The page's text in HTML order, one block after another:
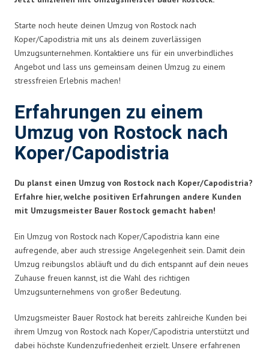
Starte noch heute deinen Umzug von Rostock nach
Koper/Capodistria mit uns als deinem zuverlässigen
Umzugsunternehmen. Kontaktiere uns für ein unverbindliches
Angebot und lass uns gemeinsam deinen Umzug zu einem
stressfreien Erlebnis machen!
Erfahrungen zu einem
Umzug von Rostock nach
Koper/Capodistria
Du planst einen Umzug von Rostock nach Koper/Capodistria?
Erfahre hier, welche positiven Erfahrungen andere Kunden
mit Umzugsmeister Bauer Rostock gemacht haben!
Ein Umzug von Rostock nach Koper/Capodistria kann eine
aufregende, aber auch stressige Angelegenheit sein. Damit dein
Umzug reibungslos abläuft und du dich entspannt auf dein neues
Zuhause freuen kannst, ist die Wahl des richtigen
Umzugsunternehmens von großer Bedeutung.
Umzugsmeister Bauer Rostock hat bereits zahlreiche Kunden bei
ihrem Umzug von Rostock nach Koper/Capodistria unterstützt und
dabei höchste Kundenzufriedenheit erzielt. Unsere erfahrenen